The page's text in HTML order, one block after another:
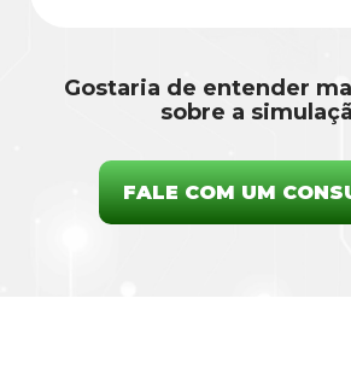
Gostaria de entender
sobre a
FALE COM UM